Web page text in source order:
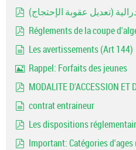
(تعديل عقوبة الإحتجاج)
Réglements de la coupe
Les avertissements (Art 144)
Rappel: Forfaits des jeunes
MODALITE D'ACCESSION ET
contrat entraineur
Les dispositions
Important: Catégories